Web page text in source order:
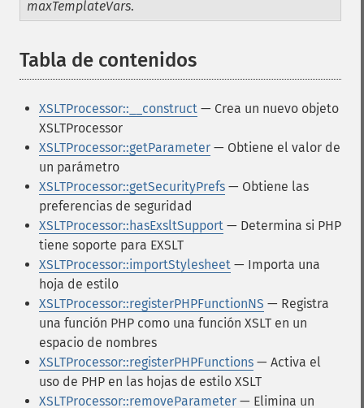
maxTemplateVars.
Tabla de contenidos
XSLTProcessor::__construct — Crea un nuevo objeto
XSLTProcessor
XSLTProcessor::getParameter — Obtiene el valor de
un parámetro
XSLTProcessor::getSecurityPrefs — Obtiene las
preferencias de seguridad
XSLTProcessor::hasExsltSupport — Determina si PHP
tiene soporte para EXSLT
XSLTProcessor::importStylesheet — Importa una
hoja de estilo
XSLTProcessor::registerPHPFunctionNS — Registra
una función PHP como una función XSLT en un
espacio de nombres
XSLTProcessor::registerPHPFunctions — Activa el
uso de PHP en las hojas de estilo XSLT
XSLTProcessor::removeParameter — Elimina un